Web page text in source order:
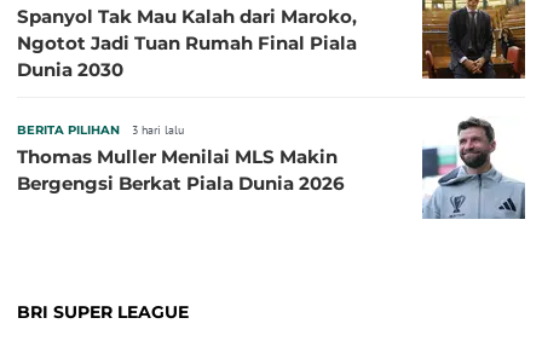
Spanyol Tak Mau Kalah dari Maroko,
Ngotot Jadi Tuan Rumah Final Piala
Dunia 2030
BERITA PILIHAN 3 hari lalu
Thomas Muller Menilai MLS Makin
Bergengsi Berkat Piala Dunia 2026
BRI SUPER LEAGUE